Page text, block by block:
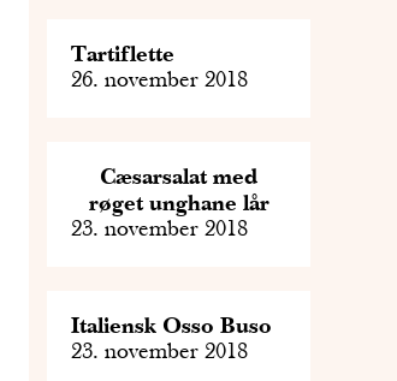
Tartiflette
26. november 2018
Cæsarsalat med
røget unghane lår
23. november 2018
Italiensk Osso Buso
23. november 2018